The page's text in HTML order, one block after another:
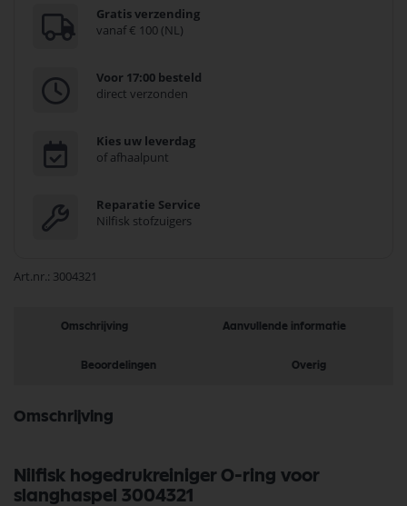
Gratis verzending
vanaf € 100 (NL)
Voor 17:00 besteld
direct verzonden
Kies uw leverdag
of afhaalpunt
Reparatie Service
Nilfisk stofzuigers
Art.nr. 3004321
Omschrijving Aanvullende informatie
Beoordelingen Overig
Omschrijving
Nilfisk hogedrukreiniger O-ring voor
slanghaspel 3004321